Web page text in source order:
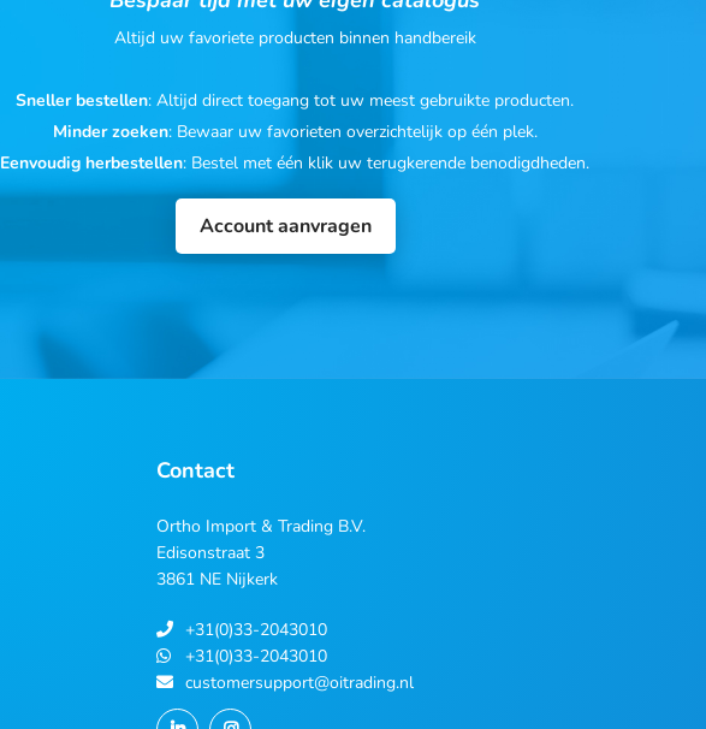
Altijd uw favoriete producten binnen handbereik
Sneller bestellen: Altijd direct toegang tot uw meest gebruikte producten.
Minder zoeken: Bewaar uw favorieten overzichtelijk op één plek.
Eenvoudig herbestellen: Bestel met één klik uw terugkerende benodigdheden.
Account aanvragen
Contact
Ortho Import & Trading B.V.
Edisonstraat 3
3861 NE Nijkerk
+31(0)33-2043010
+31(0)33-2043010
customersupport@oitrading.nl